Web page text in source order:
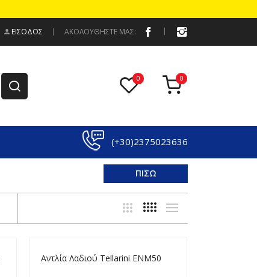
ΕΊΣΟΔΟΣ ΑΚΟΛΟΥΘΗΣΤΕ ΜΑΣ:
(+30)2375023636
ΠΙΣΩ
Aντλία Λαδιού Tellarini ENM50